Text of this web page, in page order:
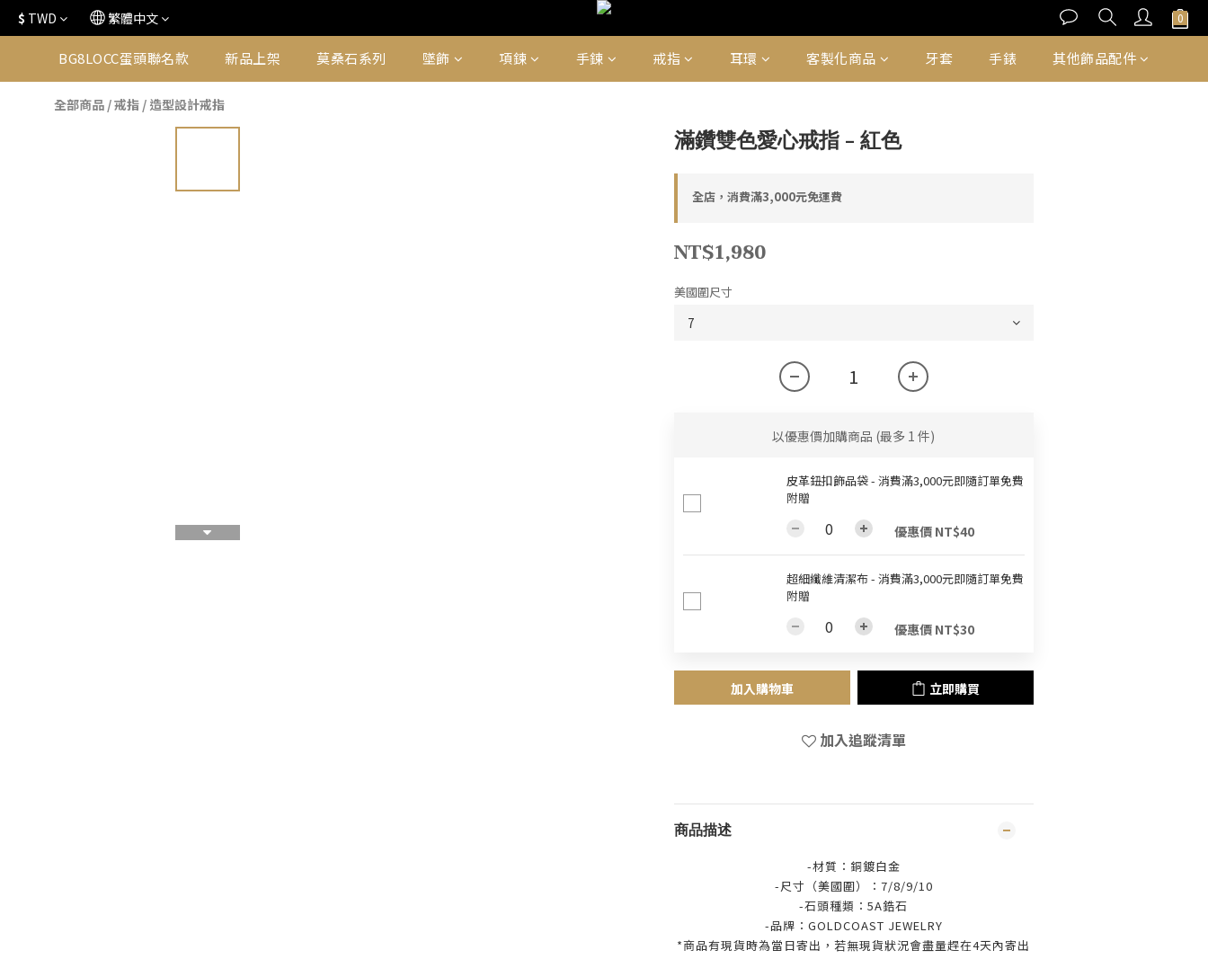
$ TWD 繁體中文
BG8LOCC蛋頭聯名款 新品上架 莫桑石系列 墜飾 項鍊 手鍊 戒指 耳環 客製化商品 牙套 手錶 其他飾品配件
全部商品 /戒指 / 造型設計戒指
滿鑽雙色愛心戒指 - 紅色
全店，消費滿3,000元免運費
NT$1,980
美國圍尺寸
以優惠價加購商品 (最多 1 件)
皮革鈕扣飾品袋 - 消費滿3,000元即隨訂單免費
附贈
優惠價 NT$40
超細纖維清潔布 - 消費滿3,000元即隨訂單免費
附贈
優惠價 NT$30
加入購物車 立即購買
加入追蹤清單
商品描述
-材質：銅鍍白金
-尺寸（美國圍）：7/8/9/10
-石頭種類：5A鋯石
-品牌： GOLDCOAST JEWELRY
*商品有現貨時為當日寄出，若無現貨狀況會盡量趕在4天內寄出
立即購買